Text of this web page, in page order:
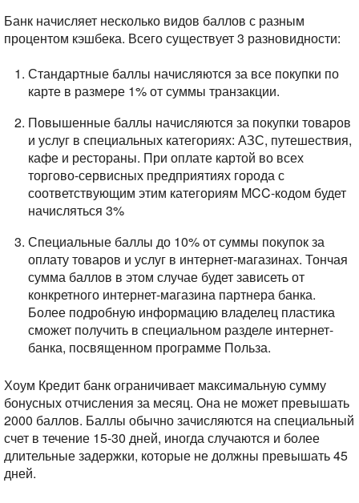
Банк начисляет несколько видов баллов с разным
процентом кэшбека. Всего существует 3 разновидности:
Стандартные баллы начисляются за все покупки по
карте в размере 1% от суммы транзакции.
Повышенные баллы начисляются за покупки товаров
и услуг в специальных категориях: АЗС, путешествия,
кафе и рестораны. При оплате картой во всех
торгово-сервисных предприятиях города с
соответствующим этим категориям MCC-кодом будет
начисляться 3%
Специальные баллы до 10% от суммы покупок за
оплату товаров и услуг в интернет-магазинах. Тончая
сумма баллов в этом случае будет зависеть от
конкретного интернет-магазина партнера банка.
Более подробную информацию владелец пластика
сможет получить в специальном разделе интернет-
банка, посвященном программе Польза.
Хоум Кредит банк ограничивает максимальную сумму
бонусных отчисления за месяц. Она не может превышать
2000 баллов. Баллы обычно зачисляются на специальный
счет в течение 15-30 дней, иногда случаются и более
длительные задержки, которые не должны превышать 45
дней.